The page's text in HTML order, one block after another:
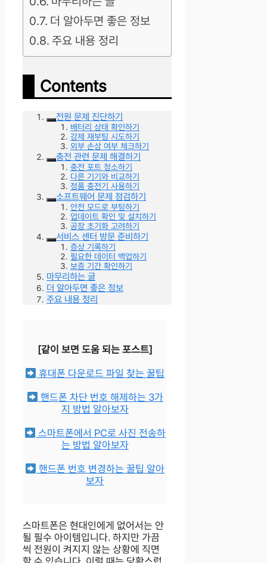
더 알아두면 좋은 정보
주요 내용 정리
Contents
전원 문제 진단하기
배터리 상태 확인하기
강제 재부팅 시도하기
외부 손상 여부 체크하기
충전 관련 문제 해결하기
충전 포트 청소하기
다른 기기와 비교하기
정품 충전기 사용하기
소프트웨어 문제 점검하기
안전 모드로 부팅하기
업데이트 확인 및 설치하기
공장 초기화 고려하기
서비스 센터 방문 준비하기
증상 기록하기
필요한 데이터 백업하기
보증 기간 확인하기
마무리하는 글
더 알아두면 좋은 정보
주요 내용 정리
[같이 보면 도움 되는 포스트]
휴대폰 다운로드 파일 찾는 꿀팁
핸드폰 차단 번호 해제하는 3가
지 방법 알아보자
스마트폰에서 PC로 사진 전송하
는 방법 알아보자
핸드폰 번호 변경하는 꿀팁 알아
보자
스마트폰은 현대인에게 없어서는 안
될 필수 아이템입니다. 하지만 가끔
씩 전원이 켜지지 않는 상황에 직면